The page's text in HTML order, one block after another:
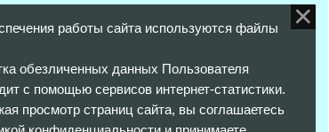
работы сайта используются файлы
обезличенных данных Пользователя
с помощью сервисов интернет-статистики.
просмотр страниц сайта, вы соглашаетесь